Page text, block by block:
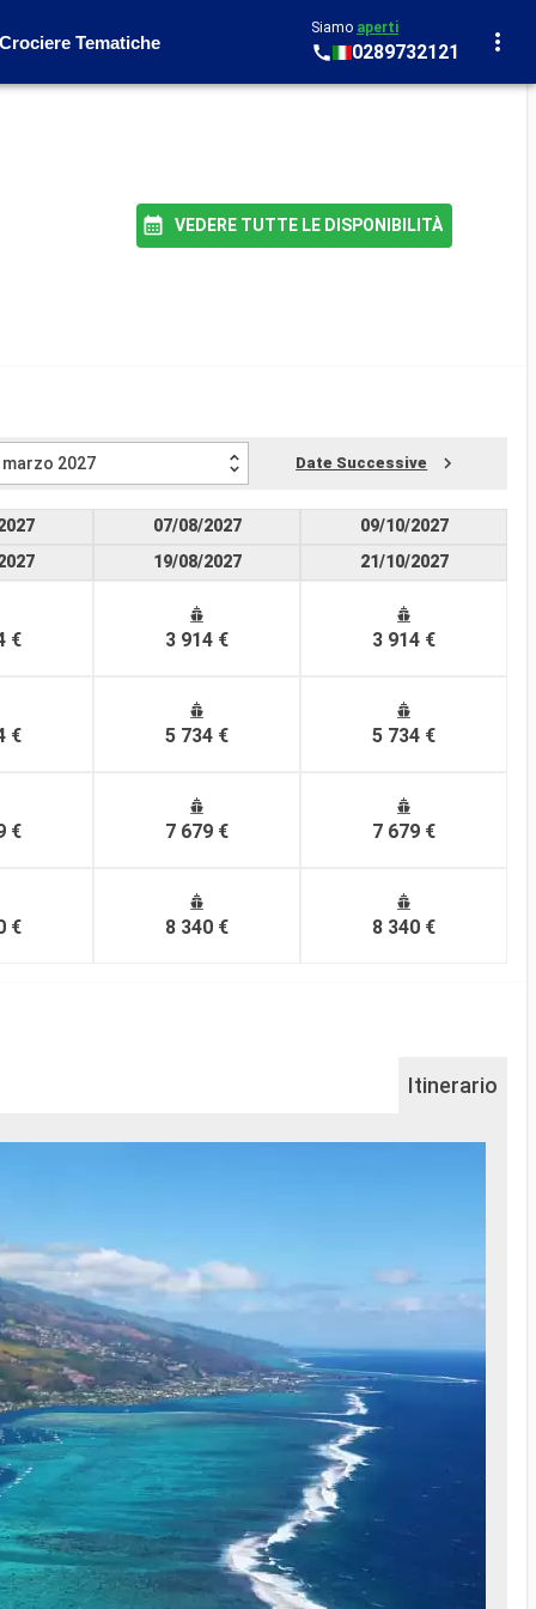
Crociere Tematiche
Siamo aperti
0289732121
VEDERE TUTTE LE DISPONIBILITÀ
marzo 2027 Date Successive
€
€
€
€
07/08/2027
19/08/2027
3 914 €
5 734 €
7 679 €
8 340 €
09/10/2027
21/10/2027
3 914 €
5 734 €
7 679 €
8 340 €
Itinerario